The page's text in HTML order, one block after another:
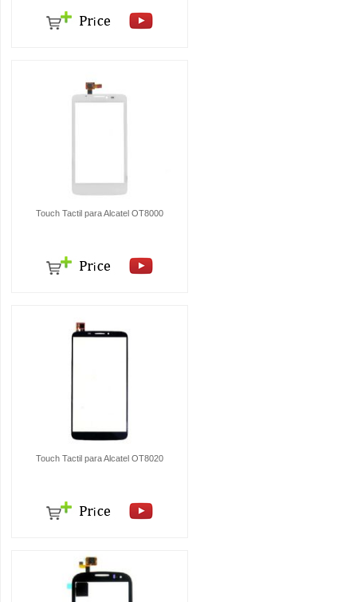
Touch Tactil para Alcatel OT8000
Touch Tactil para Alcatel OT8020